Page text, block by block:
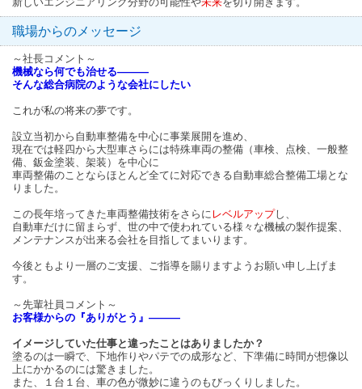
職場からのメッセージ
～社長コメント～
機械なら何でも治せる―――
そんな総合病院のような会社にしたい
これが私の将来の夢です。
設立当初から自動車整備を中心に事業展開を進め、
現在では軽四から大型車さらには特殊車両の整備（車検、点検、一般整
備、鈑金塗装、架装）を中心に
車両整備のことならほとんど全てに対応できる自動車総合整備工場とな
りました。
この長年培ってきた車両整備技術をさらに レベルアップし、
自動車だけに留まらず、世の中で使われている様々な機械の製作提案、
メンテナンスが出来る会社を目指してまいります。
今後ともより一層のご支援、ご指導を賜りますようお願い申し上げま
す。
～先輩社員コメント～
お客様からの『ありがとう』―――
イメージしていた仕事と違ったことはありましたか？
塗るのは一瞬で、下地作りやパテでの成形など、下準備に時間が想像以
上にかかるのには驚きました。
また、１台１台、車の色が微妙に違うのもびっくりしました。